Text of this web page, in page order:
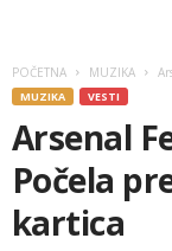
POČETNA MUZIKA
MUZIKA VESTI
Arsenal
Počela
kartica